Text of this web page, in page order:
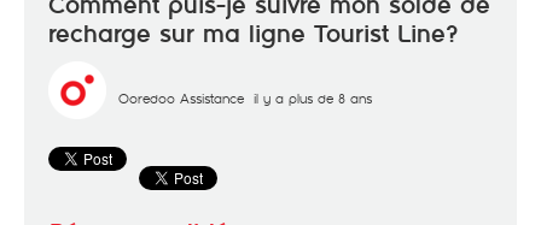
recharge sur ma ligne Tourist Line?
Ooredoo Assistance il y a plus de 8 ans